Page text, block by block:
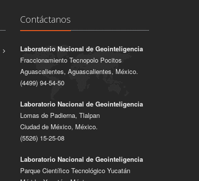
Contáctanos
Laboratorio Nacional de Geointeligencia
Fraccionamiento Tecnopolo Pocitos
Aguascalientes, Aguascalientes, México.
(4499) 94-54-50
Laboratorio Nacional de Geointeligencia
Lomas de Padierna, Tlalpan
Ciudad de México, México.
(5526) 15-25-08
Laboratorio Nacional de Geointeligencia
Parque Científico Tecnológico Yucatán